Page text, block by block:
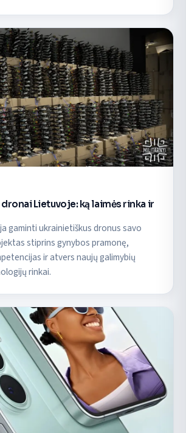
Lietuvoje: ką laimės rinka ir
gaminti ukrainietiškus dronus savo
stiprins gynybos pramonę,
ir atvers naujų galimybių
rinkai.